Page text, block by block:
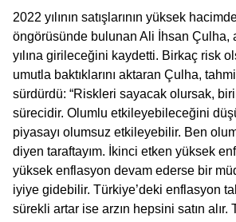
2022 yılının satışlarının yüksek
öngörüsünde bulunan Ali İhsan Çulha,
yılına girileceğini kaydetti. Birkaç risk
umutla baktıklarını aktaran Çulha,
sürdürdü: “Riskleri sayacak olursak,
sürecidir. Olumlu etkileyebileceğini
piyasayı olumsuz etkileyebilir. Ben
diyen taraftayım. İkinci etken yüksek
yüksek enflasyon devam ederse bir
iyiye gidebilir. Türkiye’deki enflasyon
sürekli artar ise arzın hepsini satın alır.